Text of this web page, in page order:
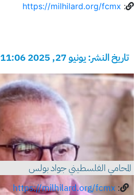
:
https://milhilard.org/fcmx
تاريخ النشر: يونيو 27, 2025 11:06 ص
المحامي الفلسطيني جواد بولس
:
https://milhilard.org/fcmx